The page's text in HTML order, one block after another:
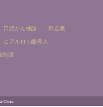
口腔がん検診 料金表
ヒアルロン酸導入
制度
Clinic